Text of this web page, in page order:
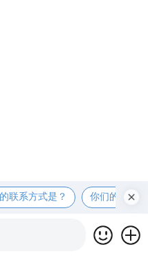
联系方式是？ 你们的工厂